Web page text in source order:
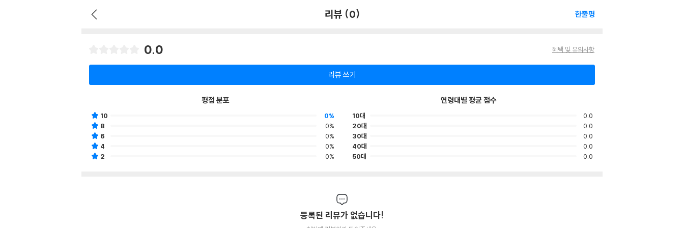
리뷰 (0) 한줄평
0.0 혜택 및 유의사항
리뷰 쓰기
평점 분포
10
0%
8
0%
6
0%
4
0%
2
0%
연령대별 평균 점수
10대
0.0
20대
0.0
30대
0.0
40대
0.0
50대
0.0
등록된 리뷰가 없습니다!